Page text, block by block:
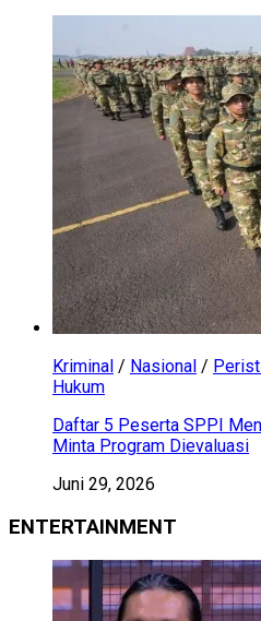
Kriminal / Nasional /
Hukum
Daftar 5 Peserta SPPI
Minta Program Dievaluasi
Juni 29, 2026
ENTERTAINMENT